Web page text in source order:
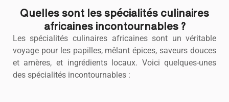
Quelles sont les spécialités culinaires
africaines incontournables ?
Les spécialités culinaires africaines sont un véritable
voyage pour les papilles, mêlant épices, saveurs douces
et amères, et ingrédients locaux. Voici quelques-unes
des spécialités incontournables :